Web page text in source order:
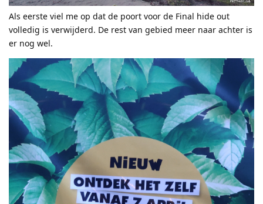
Als eerste viel me op dat de poort voor de Final hide out
volledig is verwijderd. De rest van gebied meer naar achter is
er nog wel.